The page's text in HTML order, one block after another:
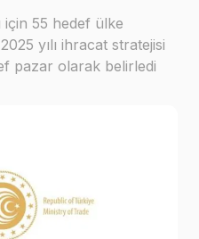
için 55 hedef ülke
yılı ihracat stratejisi
pazar olarak belirledi